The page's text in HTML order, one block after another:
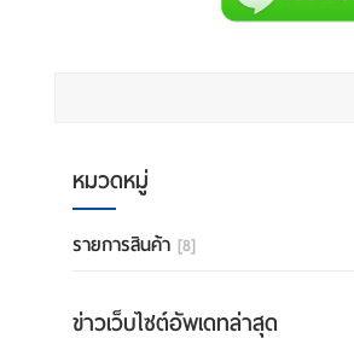
หมวดหมู่
รายการสินค้า [8]
ข่าวเว็บไซต์อัพเดทล่าสุด